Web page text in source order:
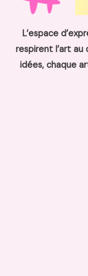
L’espace
respirent l’art
idées, chaque